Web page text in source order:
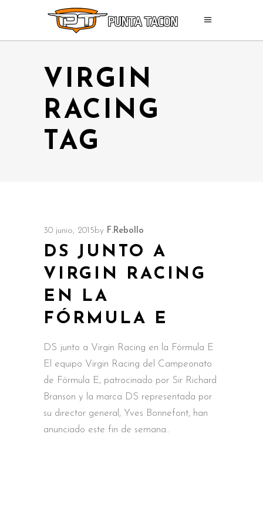
VIRGIN
RACING
TAG
30 junio, 2015by F.Rebollo
DS JUNTO A
VIRGIN RACING
EN LA
FÓRMULA E
DS junto a Virgin Racing en la Fórmula E
El equipo Virgin Racing del Campeonato
de Fórmula E, patrocinado por Sir Richard
Branson y la marca DS representada por
su director general, Yves Bonnefont, han
anunciado este fin de semana